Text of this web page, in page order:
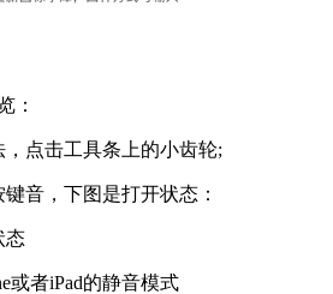
：
点击工具条上的小齿轮;
，下图是打开状态：
者iPad的静音模式